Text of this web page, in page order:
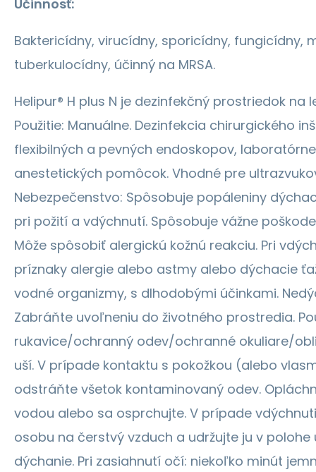
Účinnosť:
Baktericídny, virucídny, sporicídny, fungicídny,
tuberkulocídny, účinný na MRSA.
Helipur® H plus N je dezinfekčný prostriedok na
Použitie: Manuálne. Dezinfekcia chirurgického
flexibilných a pevných endoskopov,
anestetických pomôcok. Vhodné pre
Nebezpečenstvo: Spôsobuje popáleniny
pri požití a vdýchnutí. Spôsobuje vážne
Môže spôsobiť alergickú kožnú reakciu. Pri
príznaky alergie alebo astmy alebo dýchacie
vodné organizmy, s dlhodobými účinkami.
Zabráňte uvoľneniu do životného prostredia.
rukavice/ochranný odev/ochranné okuliare/
uší. V prípade kontaktu s pokožkou (alebo
odstráňte všetok kontaminovaný odev.
vodou alebo sa osprchujte. V prípade
osobu na čerstvý vzduch a udržujte ju v
dýchanie. Pri zasiahnutí očí: niekoľko minút